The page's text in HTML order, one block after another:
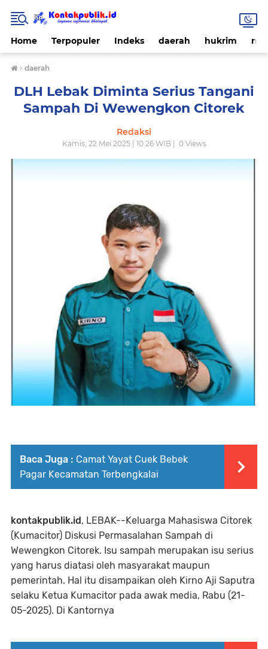
Home Terpopuler Indeks daerah hukrim
› daerah
DLH Lebak Diminta Serius Tangani
Sampah Di Wewengkon Citorek
Redaksi
Kamis, 22 Mei 2025 | 10.26 WIB | 0Views
Baca Juga : Camat Yayat Cuek Bebek
Pagar Kecamatan Terbengkalai
kontakpublik.id, LEBAK--Keluarga Mahasiswa Citorek
(Kumacitor) Diskusi Permasalahan Sampah di
Wewengkon Citorek. Isu sampah merupakan isu serius
yang harus diatasi oleh masyarakat maupun
pemerintah. Hal itu disampaikan oleh Kirno Aji Saputra
selaku Ketua Kumacitor pada awak media, Rabu (21-
05-2025). Di Kantornya